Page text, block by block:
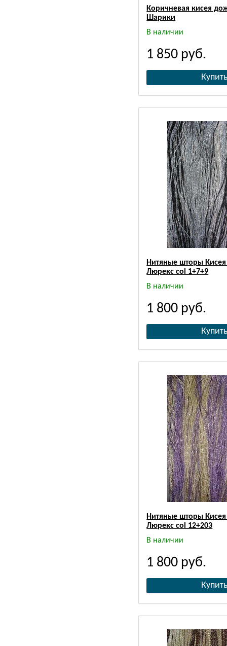
Коричневая кисея
Шарики
В наличии
1 850 руб.
Нитяные шторы
Люрекс col 1+7+9
В наличии
1 800 руб.
Нитяные шторы
Люрекс col 12+203
В наличии
1 800 руб.